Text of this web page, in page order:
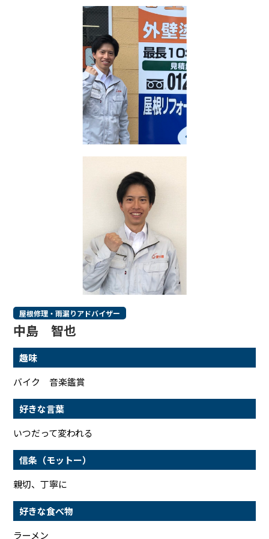
屋根修理・雨漏りアドバイザー
中島 智也
趣味
バイク 音楽鑑賞
好きな言葉
いつだって変われる
信条（モットー）
親切、丁寧に
好きな食べ物
ラーメン